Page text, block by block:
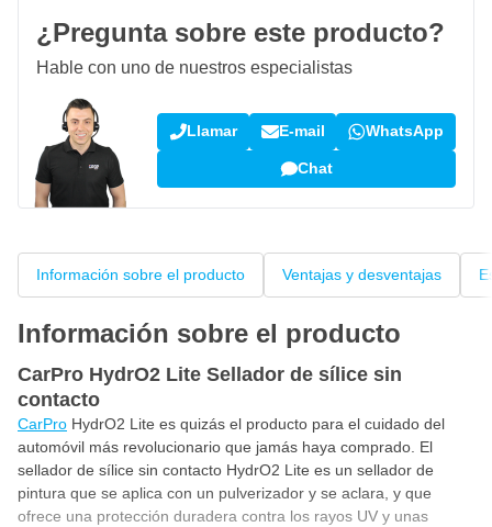
¿Pregunta sobre este producto?
Hable con uno de nuestros especialistas
Llamar E-mail WhatsApp
Chat
Información sobre el producto Ventajas y desventajas
Información sobre el producto
CarPro HydrO2 Lite Sellador de sílice sin
contacto
CarPro HydrO2 Lite es quizás el producto para el cuidado del
automóvil más revolucionario que jamás haya comprado. El
sellador de sílice sin contacto HydrO2 Lite es un sellador de
pintura que se aplica con un pulverizador y se aclara, y que
ofrece una protección duradera contra los rayos UV y unas